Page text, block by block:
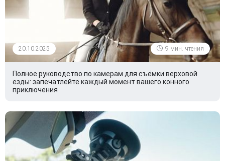
20.10.2025 9 мин. чтения
Полное руководство по камерам для съёмки верховой
езды: запечатлейте каждый момент вашего конного
приключения